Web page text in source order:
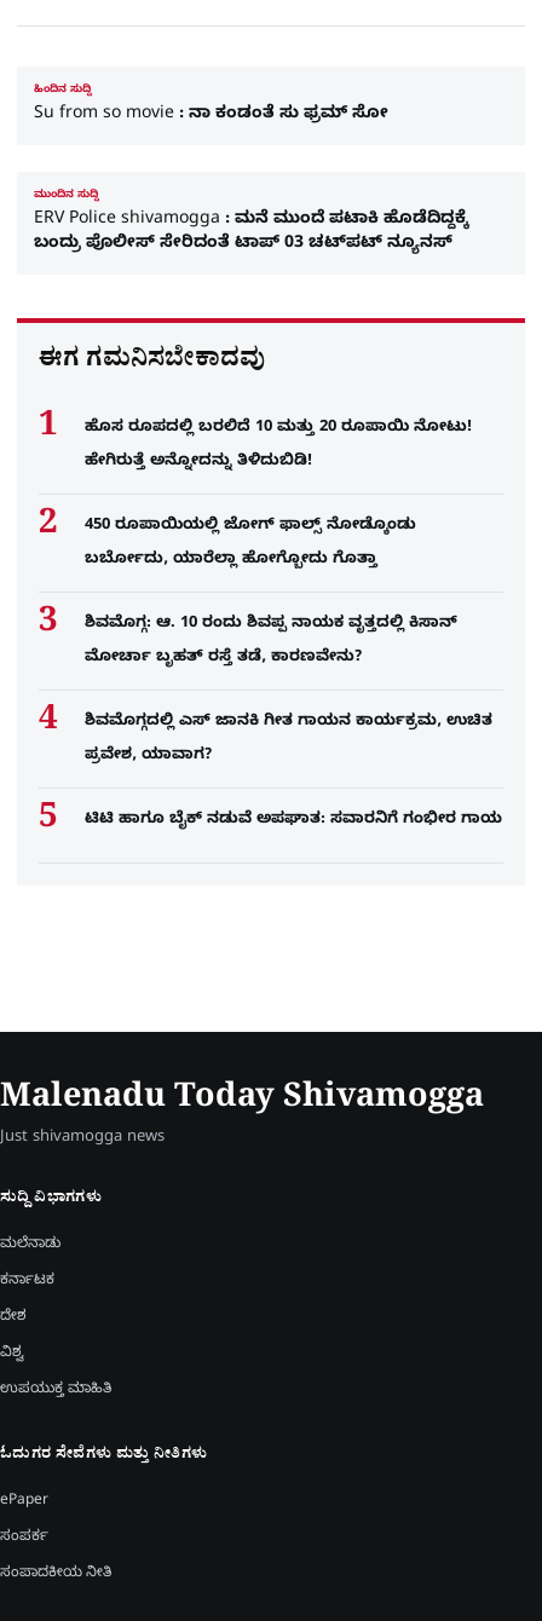
ಹಿಂದಿನ ಸುದ್ದಿ
Su from so movie : ನಾ ಕಂಡಂತೆ ಸು ಫ್ರಮ್ ಸೋ
ಮುಂದಿನ ಸುದ್ದಿ
ERV Police shivamogga : ಮನೆ ಮುಂದೆ ಪಟಾಕಿ ಹೊಡೆದಿದ್ದಕ್ಕೆ
ಬಂದ್ರು ಪೊಲೀಸ್​ ಸೇರಿದಂತೆ ಟಾಪ್​ 03 ಚಟ್​ಪಟ್​ ನ್ಯೂನಸ್​
ಈಗ ಗಮನಿಸಬೇಕಾದವು
ಹೊಸ ರೂಪದಲ್ಲಿ ಬರಲಿದೆ 10 ಮತ್ತು 20 ರೂಪಾಯಿ ನೋಟು!
ಹೇಗಿರುತ್ತೆ ಅನ್ನೋದನ್ನು ತಿಳಿದುಬಿಡಿ!
450 ರೂಪಾಯಿಯಲ್ಲಿ ಜೋಗ್​ ಫಾಲ್ಸ್​ ನೋಡ್ಕೊಂಡು
ಬರ್ಬೋದು, ಯಾರೆಲ್ಲಾ ಹೋಗ್ಬೋದು ಗೊತ್ತಾ
ಶಿವಮೊಗ್ಗ: ಆ. 10 ರಂದು ಶಿವಪ್ಪ ನಾಯಕ ವೃತ್ತದಲ್ಲಿ ಕಿಸಾನ್
ಮೋರ್ಚಾ ಬೃಹತ್ ರಸ್ತೆ ತಡೆ, ಕಾರಣವೇನು?
ಶಿವಮೊಗ್ಗದಲ್ಲಿ ಎಸ್​ ಜಾನಕಿ ಗೀತ ಗಾಯನ ಕಾರ್ಯಕ್ರಮ, ಉಚಿತ
ಪ್ರವೇಶ, ಯಾವಾಗ?
ಟಿಟಿ ಹಾಗೂ ಬೈಕ್ ನಡುವೆ ಅಪಘಾತ: ಸವಾರನಿಗೆ ಗಂಭೀರ ಗಾಯ
Malenadu Today Shivamogga
Just shivamogga news
ಸುದ್ದಿ ವಿಭಾಗಗಳು
ಮಲೆನಾಡು
ಕರ್ನಾಟಕ
ದೇಶ
ವಿಶ್ವ
ಉಪಯುಕ್ತ ಮಾಹಿತಿ
ಓದುಗರ ಸೇವೆಗಳು ಮತ್ತು ನೀತಿಗಳು
ePaper
ಸಂಪರ್ಕ
ಸಂಪಾದಕೀಯ ನೀತಿ